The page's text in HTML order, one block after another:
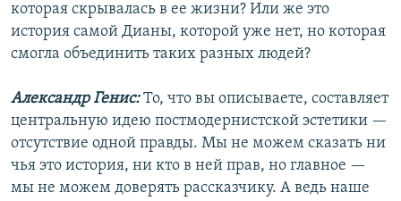
которая скрывалась в ее жизни? Или же это
история самой Дианы, которой уже нет, но которая
смогла объединить таких разных людей?
Александр Генис:То, что вы описываете, составляет
центральную идею постмодернистской эстетики —
отсутствие одной правды. Мы не можем сказать ни
чья это история, ни кто в ней прав, но главное —
мы не можем доверять рассказчику. А ведь наше